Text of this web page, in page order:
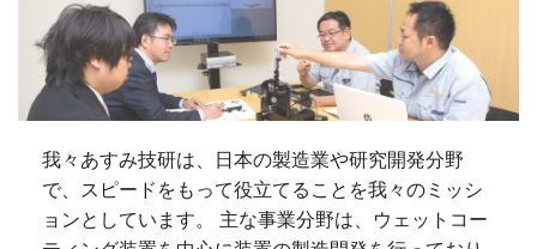
我々あすみ技研は、日本の製造業や研究開発分野
で、スピードをもって役立てることを我々のミッシ
ョンとしています。 主な事業分野は、ウェットコー